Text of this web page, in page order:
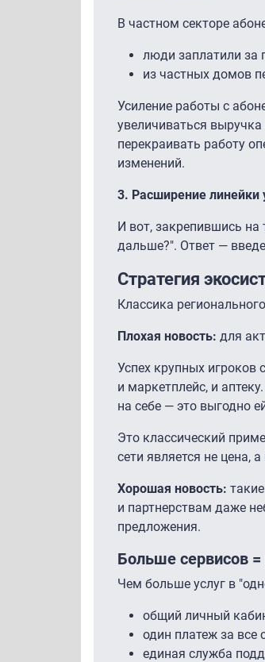
В частном секторе
люди заплатили за
из частных домов
Усиление работы с
увеличиваться
перекраивать работу
изменений.
3. Расширение линейки
И вот, закрепившись на
дальше?". Ответ —
Стратегия
Классика
Плохая новость: для
Успех крупных игроков
и маркетплейс, и
на себе — это выгодно
Это классический
сети является не цена,
Хорошая новость:
и партнерствам даже
предложения.
Больше сервисов
Чем больше услуг в
общий личный
один платеж за все
единая служба